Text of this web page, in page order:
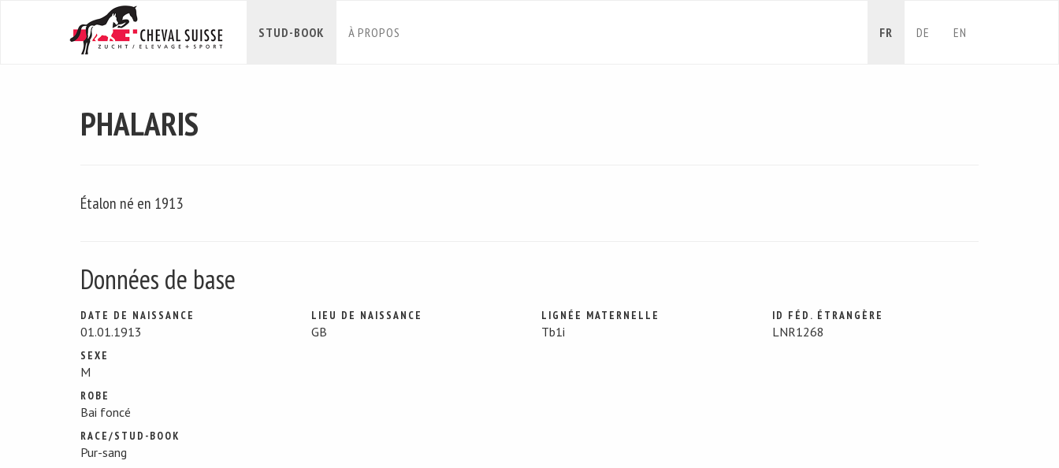
STUD-BOOK À PROPOS FR DE EN
PHALARIS
Étalon né en 1913
Données de base
DATE DE NAISSANCE
01.01.1913
SEXE
M
ROBE
Bai foncé
RACE/STUD-BOOK
Pur-sang
LIEU DE NAISSANCE
GB
LIGNÉE MATERNELLE
Tb1i
ID FÉD. ÉTRANGÈRE
LNR1268